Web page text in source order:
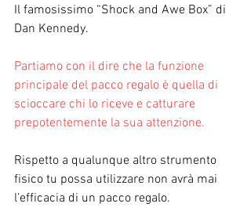
Il famosissimo “Shock and Awe Box” di
Dan Kennedy.
Partiamo con il dire che la funzione
principale del pacco regalo è quella di
scioccare chi lo riceve e catturare
prepotentemente la sua attenzione.
Rispetto a qualunque altro strumento
fisico tu possa utilizzare non avrà mai
l’efficacia di un pacco regalo.